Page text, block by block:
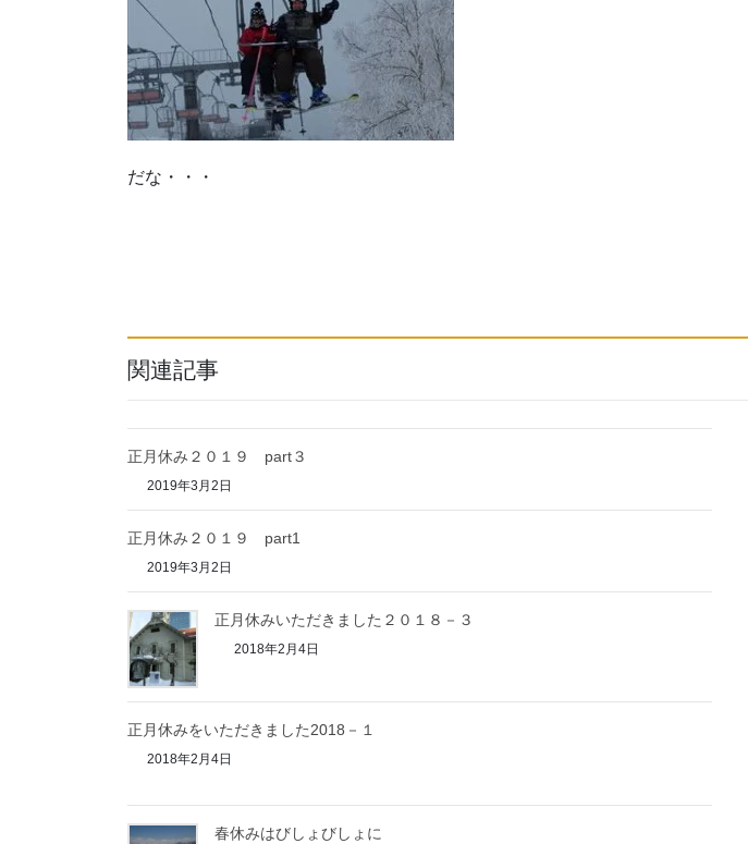
だな・・・
関連記事
正月休み２０１９ part３
2019年3月2日
正月休み２０１９ part1
2019年3月2日
正月休みいただきました２０１８－３
2018年2月4日
正月休みをいただきました2018－１
2018年2月4日
春休みはびしょびしょに